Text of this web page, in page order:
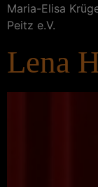
Maria-Elisa
Peitz e.V.
Lena